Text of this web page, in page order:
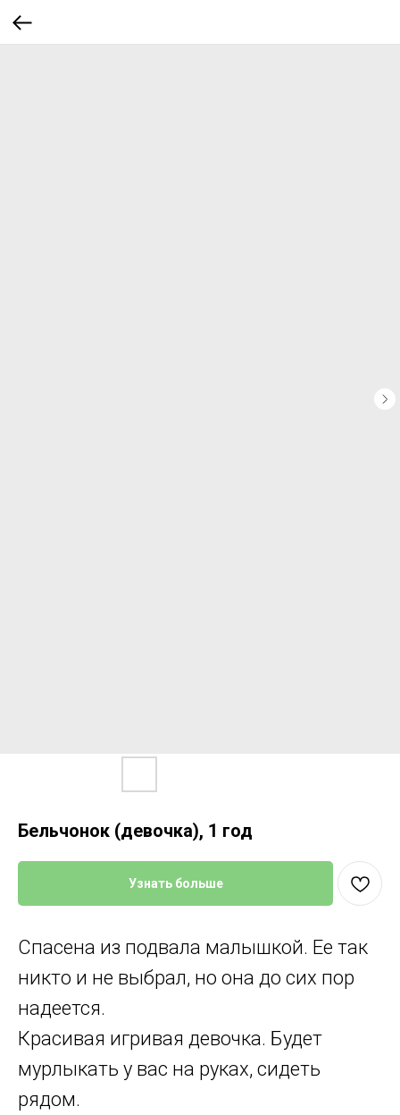
Бельчонок (девочка), 1 год
Узнать больше
Спасена из подвала малышкой. Ее так
никто и не выбрал, но она до сих пор
надеется.
Красивая игривая девочка. Будет
мурлыкать у вас на руках, сидеть
рядом.